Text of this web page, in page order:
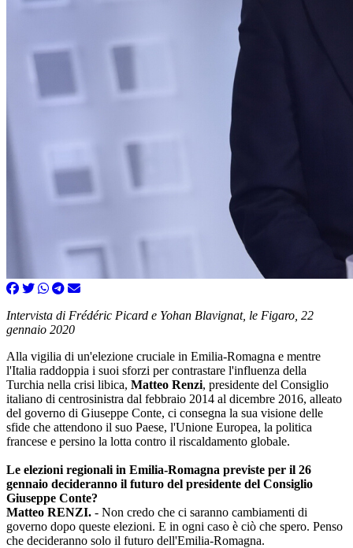
Intervista di Frédéric Picard e Yohan Blavignat, le Figaro, 22
gennaio 2020
Alla vigilia di un'elezione cruciale in Emilia-Romagna e mentre
l'Italia raddoppia i suoi sforzi per contrastare l'influenza della
Turchia nella crisi libica, Matteo Renzi, presidente del Consiglio
italiano di centrosinistra dal febbraio 2014 al dicembre 2016, alleato
del governo di Giuseppe Conte, ci consegna la sua visione delle
sfide che attendono il suo Paese, l'Unione Europea, la politica
francese e persino la lotta contro il riscaldamento globale.
Le elezioni regionali in Emilia-Romagna previste per il 26
gennaio decideranno il futuro del presidente del Consiglio
Giuseppe Conte?
Matteo RENZI. - Non credo che ci saranno cambiamenti di
governo dopo queste elezioni. E in ogni caso è ciò che spero. Penso
che decideranno solo il futuro dell'Emilia-Romagna.